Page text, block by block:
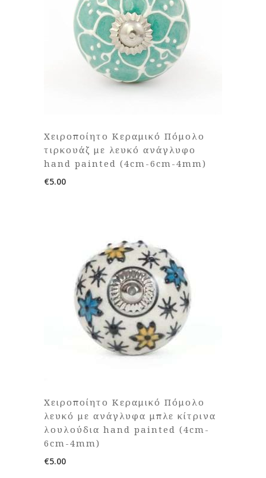
Χειροποίητο Κεραμικό Πόμολο
τιρκουάζ με λευκό ανάγλυφο
hand painted (4cm-6cm-4mm)
€5.00
Χειροποίητο Κεραμικό Πόμολο
λευκό με ανάγλυφα μπλε κίτρινα
λουλούδια hand painted (4cm-
6cm-4mm)
€5.00